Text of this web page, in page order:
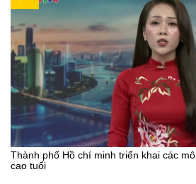
Thành phố Hồ chí minh triển khai các
cao tuổi